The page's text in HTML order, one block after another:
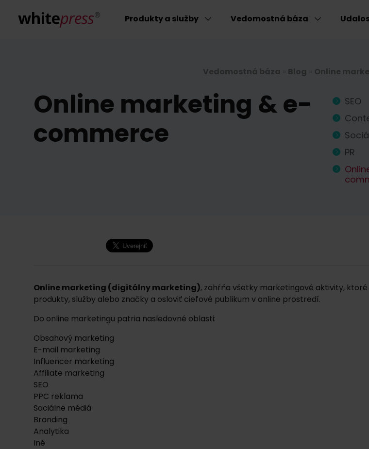
Produkty a služby Vedomostná báza
Vedomostná báza Blog Online
Online marketing & e-
commerce
SEO
PR
Online marketing (digitálny marketing), zahŕňa všetky marketingové aktivity,
produkty, služby alebo značky a osloviť cieľové publikum v online prostredí.
Do online marketingu patria nasledovné oblasti:
Obsahový marketing
E-mail marketing
Influencer marketing
Affiliate marketing
SEO
PPC reklama
Sociálne médiá
Branding
Analytika
Iné